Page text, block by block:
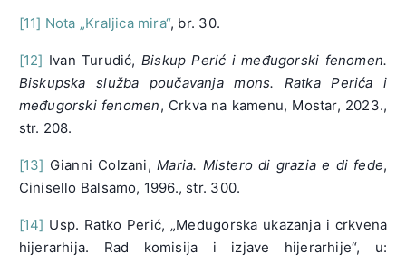
[11] Nota „Kraljica mira“, br. 30.
[12] Ivan Turudić, Biskup Perić i međugorski fenomen.
Biskupska služba poučavanja mons. Ratka Perića i
međugorski fenomen, Crkva na kamenu, Mostar, 2023.,
str. 208.
[13] Gianni Colzani,Maria. Mistero di grazia e di fede,
Cinisello Balsamo, 1996., str. 300.
[14] Usp. Ratko Perić, „Međugorska ukazanja i crkvena
hijerarhija. Rad komisija i izjave hijerarhije“, u: